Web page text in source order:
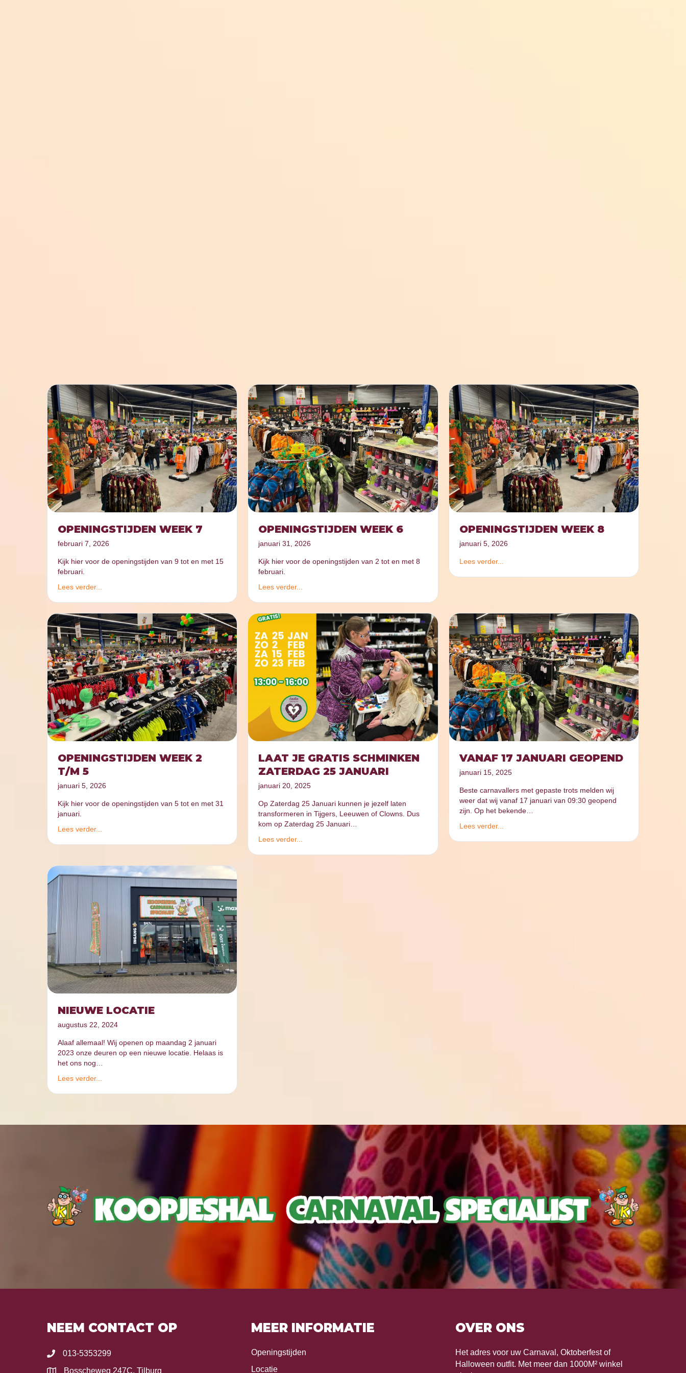
OPENINGSTIJDEN WEEK 7
februari 7, 2026
Kijk hier voor de openingstijden van 9 tot en met 15
februari.
Lees verder...
OPENINGSTIJDEN WEEK 6
januari 31, 2026
Kijk hier voor de openingstijden van 2 tot en met 8
februari.
Lees verder...
OPENINGSTIJDEN WEEK 8
januari 5, 2026
Lees verder...
OPENINGSTIJDEN WEEK 2
T/M 5
januari 5, 2026
Kijk hier voor de openingstijden van 5 tot en met 31
januari.
Lees verder...
LAAT JE GRATIS SCHMINKEN
ZATERDAG 25 JANUARI
januari 20, 2025
Op Zaterdag 25 Januari kunnen je jezelf laten
transformeren in Tijgers, Leeuwen of Clowns. Dus
kom op Zaterdag 25 Januari…
Lees verder...
VANAF 17 JANUARI GEOPEND
januari 15, 2025
Beste carnavallers met gepaste trots melden wij
weer dat wij vanaf 17 januari van 09:30 geopend
zijn. Op het bekende…
Lees verder...
NIEUWE LOCATIE
augustus 22, 2024
Alaaf allemaal! Wij openen op maandag 2 januari
2023 onze deuren op een nieuwe locatie. Helaas is
het ons nog…
Lees verder...
NEEM CONTACT OP
013-5353299
Bosscheweg 247C, Tilburg
MEER INFORMATIE
Openingstijden
Locatie
OVER ONS
Het adres voor uw Carnaval, Oktoberfest of
Halloween outfit. Met meer dan 1000M² winkel